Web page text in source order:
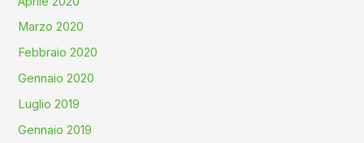
Marzo 2020
Febbraio 2020
Gennaio 2020
Luglio 2019
Gennaio 2019